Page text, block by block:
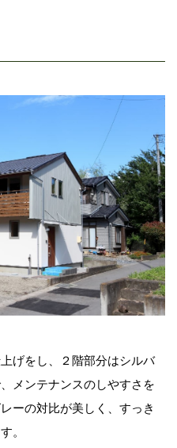
げをし、２階部分はシルバ
メンテナンスのしやすさを
ーの対比が美しく、すっき
。